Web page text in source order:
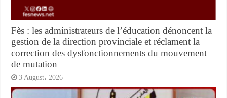
Fès : les administrateurs de l’éducation dénoncent la
gestion de la direction provinciale et réclament la
correction des dysfonctionnements du mouvement
de mutation
3 August، 2026